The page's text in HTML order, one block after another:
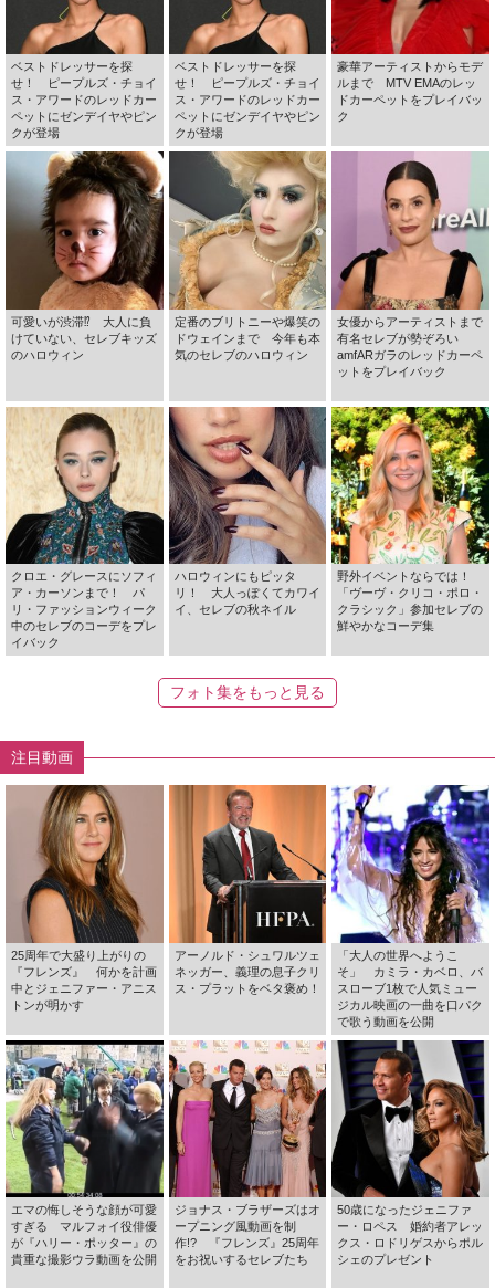
ベストドレッサーを探
せ！ ピープルズ・チョイ
ス・アワードのレッドカー
ペットにゼンデイヤやピン
クが登場
ベストドレッサーを探
せ！ ピープルズ・チョイ
ス・アワードのレッドカー
ペットにゼンデイヤやピン
クが登場
豪華アーティストからモデ
ルまで MTV EMAのレッ
ドカーペットをプレイバッ
ク
可愛いが渋滞⁉ 大人に負
けていない、セレブキッズ
のハロウィン
定番のブリトニーや爆笑の
ドウェインまで 今年も本
気のセレブのハロウィン
女優からアーティストまで
有名セレブが勢ぞろい
amfARガラのレッドカーペ
ットをプレイバック
クロエ・グレースにソフィ
ア・カーソンまで！ パ
リ・ファッションウィーク
中のセレブのコーデをプレ
イバック
ハロウィンにもピッタ
リ！ 大人っぽくてカワイ
イ、セレブの秋ネイル
野外イベントならでは！
「ヴーヴ・クリコ・ポロ・
クラシック」参加セレブの
鮮やかなコーデ集
フォト集をもっと見る
注目動画
25周年で大盛り上がりの
『フレンズ』 何かを計画
中とジェニファー・アニス
トンが明かす
アーノルド・シュワルツェ
ネッガー、義理の息子クリ
ス・プラットをベタ褒め！
「大人の世界へようこ
そ」 カミラ・カベロ、バ
スローブ1枚で人気ミュー
ジカル映画の一曲を口パク
で歌う動画を公開
エマの悔しそうな顔が可愛
すぎる マルフォイ役俳優
が『ハリー・ポッター』の
貴重な撮影ウラ動画を公開
ジョナス・ブラザーズはオ
ープニング風動画を制
作!? 『フレンズ』25周年
をお祝いするセレブたち
50歳になったジェニファ
ー・ロペス 婚約者アレッ
クス・ロドリゲスからポル
シェのプレゼント